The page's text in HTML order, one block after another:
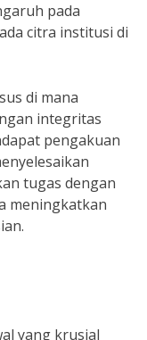
pada
citra institusi di
di mana
integritas
pengakuan
tugas dengan
meningkatkan
yang krusial